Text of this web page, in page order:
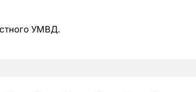
УМВД.